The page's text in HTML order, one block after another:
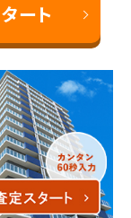
ート